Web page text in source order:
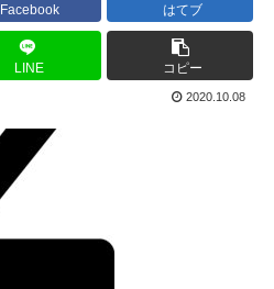
Facebook はてブ
LINE コピー
2020.10.08